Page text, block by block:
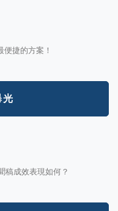
捷的方案！
稿成效表現如何？